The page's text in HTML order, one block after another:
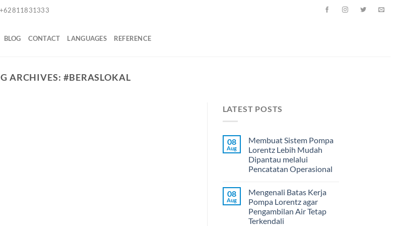
+62811831333
BLOG CONTACT LANGUAGES REFERENCE
ARCHIVES: #BERASLOKAL
LATEST POSTS
08
Aug
Membuat Sistem Pompa
Lorentz Lebih Mudah
Dipantau melalui
Pencatatan Operasional
08
Aug
Mengenali Batas Kerja
Pompa Lorentz agar
Pengambilan Air Tetap
Terkendali